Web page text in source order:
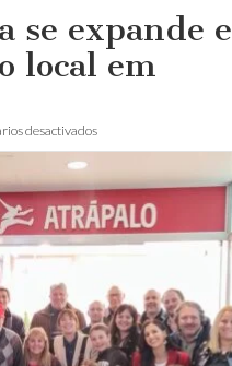
se expande e
local em
desactivadosen
Atrápalo
se
expande
e
inagura
local
em
Villanueva,
Tigre